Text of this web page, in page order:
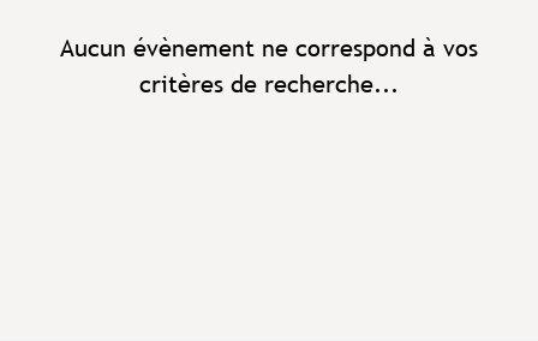
Aucun évènement ne correspond à vos
critères de recherche...